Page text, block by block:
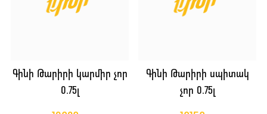
Գինի Թարիրի կարմիր չոր
0.75լ
Գինի Թարիրի սպիտակ
չոր 0.75լ